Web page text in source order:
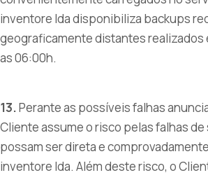
inventore lda disponibiliza backups
geograficamente distantes realizados
as 06:00h.
13.Perante as possíveis falhas
Cliente assume o risco pelas falhas
possam ser direta e
inventore lda. Além deste risco, o